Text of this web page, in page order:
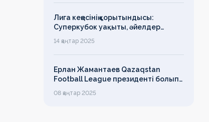
Лига кеңесінің қорытындысы:
Суперкубок уақыты, әйелдер
футболының дамуы, легионерлерге
лимит
14 қаңтар 2025
Ерлан Жамантаев Qazaqstan
Football League президенті болып
сайланды
08 қаңтар 2025